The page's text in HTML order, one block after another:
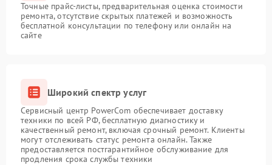
Точные прайс-листы, предварительная оценка стоимости
ремонта, отсутствие скрытых платежей и возможность
бесплатной консультации по телефону или онлайн на
сайте
Широкий спектр услуг
Сервисный центр PowerCom обеспечивает доставку
техники по всей РФ, бесплатную диагностику и
качественный ремонт, включая срочный ремонт. Клиенты
могут отслеживать статус ремонта онлайн. Также
предоставляется постгарантийное обслуживание для
продления срока службы техники